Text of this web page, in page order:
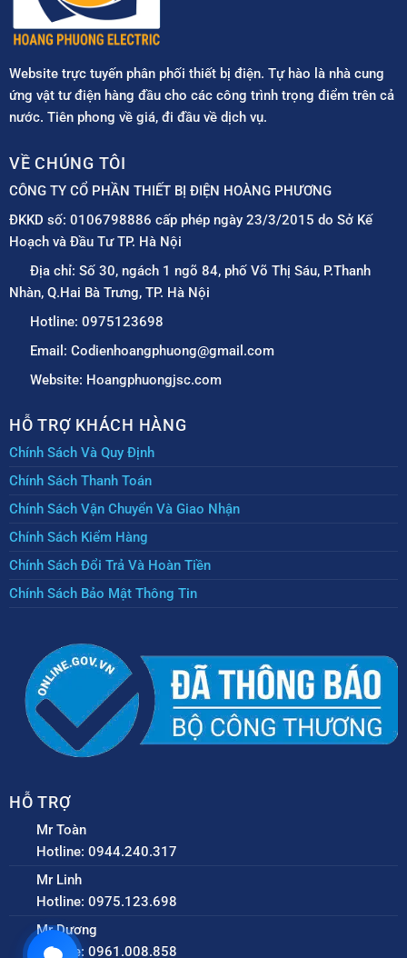
Website trực tuyến phân phối thiết bị điện. Tự hào là nhà cung
ứng vật tư điện hàng đầu cho các công trình trọng điểm trên cả
nước. Tiên phong về giá, đi đầu về dịch vụ.
VỀ CHÚNG TÔI
CÔNG TY CỔ PHẦN THIẾT BỊ ĐIỆN HOÀNG PHƯƠNG
ĐKKD số: 0106798886 cấp phép ngày 23/3/2015 do Sở Kế
Hoạch và Đầu Tư TP. Hà Nội
Địa chỉ: Số 30, ngách 1 ngõ 84, phố Võ Thị Sáu, P.Thanh
Nhàn, Q.Hai Bà Trưng, TP. Hà Nội
Hotline: 0975123698
Email: Codienhoangphuong@gmail.com
Website: Hoangphuongjsc.com
HỖ TRỢ KHÁCH HÀNG
Chính Sách Và Quy Định
Chính Sách Thanh Toán
Chính Sách Vận Chuyển Và Giao Nhận
Chính Sách Kiểm Hàng
Chính Sách Đổi Trả Và Hoàn Tiền
Chính Sách Bảo Mật Thông Tin
HỖ TRỢ
Mr Toàn
Hotline: 0944.240.317
Mr Linh
Hotline: 0975.123.698
Mr Dương
Hotline: 0961.008.858